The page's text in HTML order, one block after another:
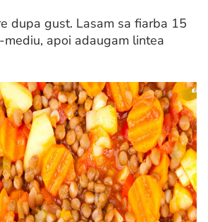
dupa gust. Lasam sa fiarba 15
apoi adaugam lintea